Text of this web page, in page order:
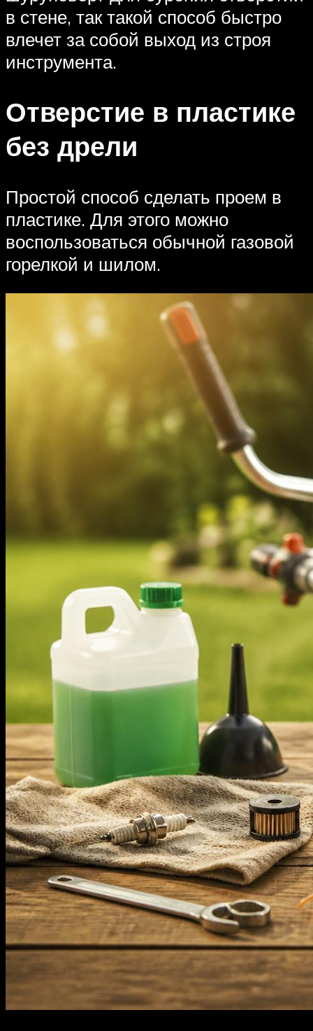
в стене, так такой способ быстро
влечет за собой выход из строя
инструмента.
Отверстие в пластике
без дрели
Простой способ сделать проем в
пластике. Для этого можно
воспользоваться обычной газовой
горелкой и шилом.